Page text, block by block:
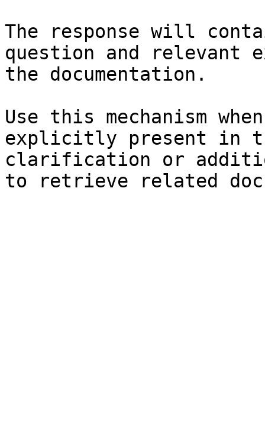
The response will
question and relevant
the documentation.
Use this mechanism
explicitly present in
clarification or